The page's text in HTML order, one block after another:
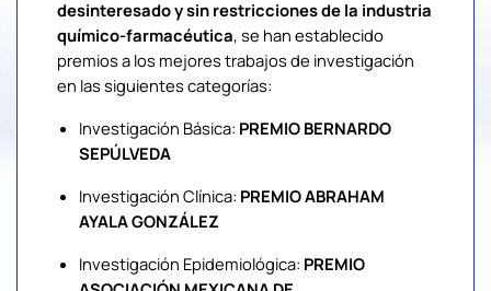
desinteresado y sin restricciones de la industria
químico-farmacéutica, se han establecido
premios a los mejores trabajos de investigación
en las siguientes categorías:
Investigación Básica: PREMIO BERNARDO
SEPÚLVEDA
Investigación Clínica: PREMIO ABRAHAM
AYALA GONZÁLEZ
Investigación Epidemiológica: PREMIO